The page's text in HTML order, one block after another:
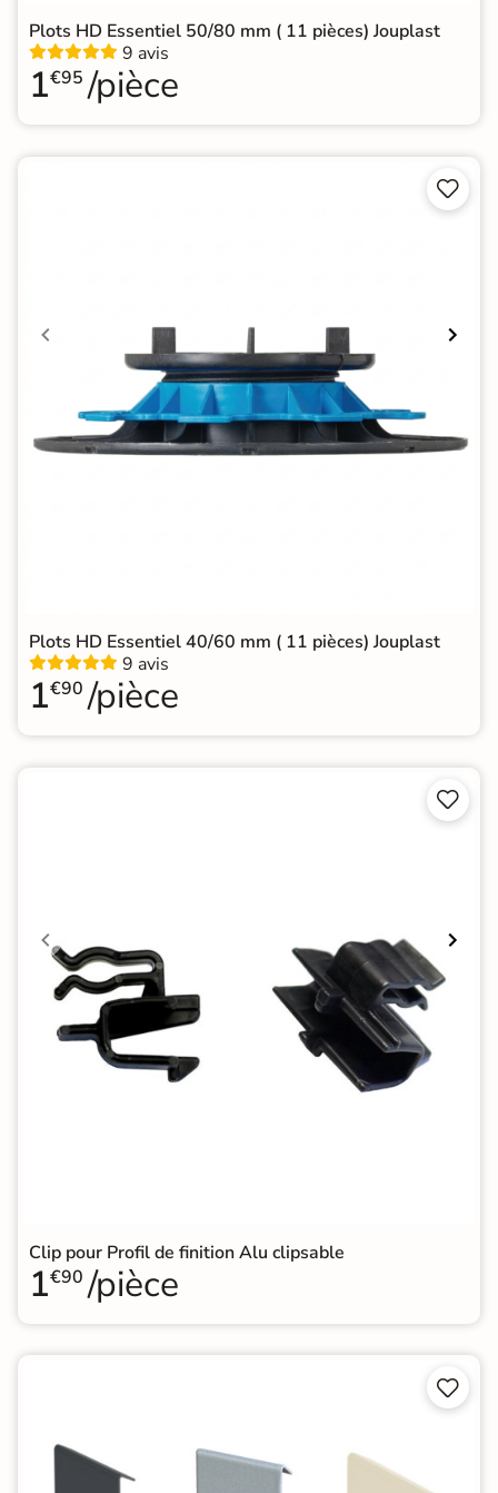
Plots HD Essentiel 50/80 mm ( 11 pièces) Jouplast
9 avis
1€95 /pièce


Plots HD Essentiel 40/60 mm ( 11 pièces) Jouplast
9 avis
1€90 /pièce


Clip pour Profil de finition Alu clipsable
1€90 /pièce

